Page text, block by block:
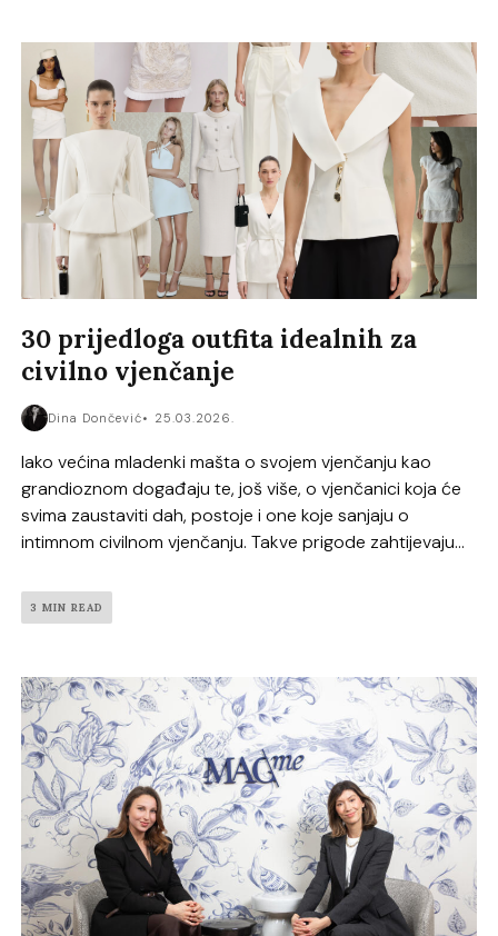
30 prijedloga outfita idealnih za
civilno vjenčanje
Dina Dončević 25.03.2026.
Iako većina mladenki mašta o svojem vjenčanju kao
grandioznom događaju te, još više, o vjenčanici koja će
svima zaustaviti dah, postoje i one koje sanjaju o
intimnom civilnom vjenčanju. Takve prigode zahtijevaju...
3 MIN READ